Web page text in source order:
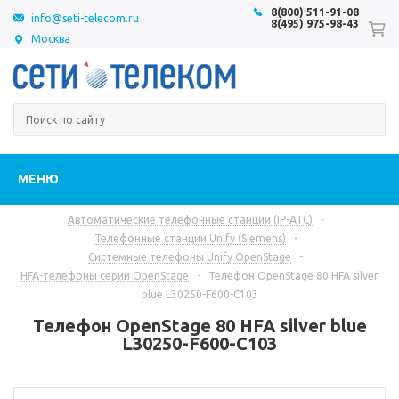
Москва
8(800) 511-91-08
8(495) 975-98-43
info@seti-telecom.ru
МЕНЮ
Автоматические телефонные станции (IP-АТС)
-
Телефонные станции Unify (Siemens)
-
Системные телефоны Unify OpenStage
-
HFA-телефоны серии OpenStage
-
Телефон OpenStage 80 HFA silver
blue L30250-F600-C103
Телефон OpenStage 80 HFA silver blue
L30250-F600-C103